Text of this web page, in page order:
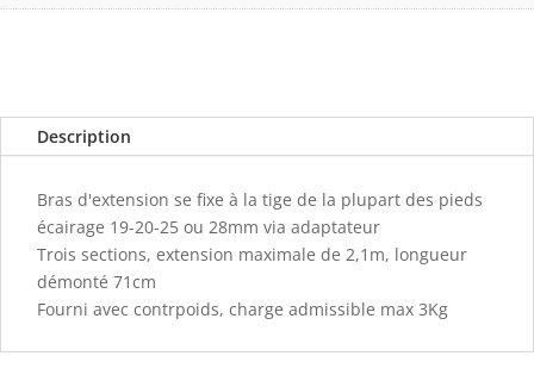
Description
Bras d'extension se fixe à la tige de la plupart des pieds
écairage 19-20-25 ou 28mm via adaptateur
Trois sections, extension maximale de 2,1m, longueur
démonté 71cm
Fourni avec contrpoids, charge admissible max 3Kg